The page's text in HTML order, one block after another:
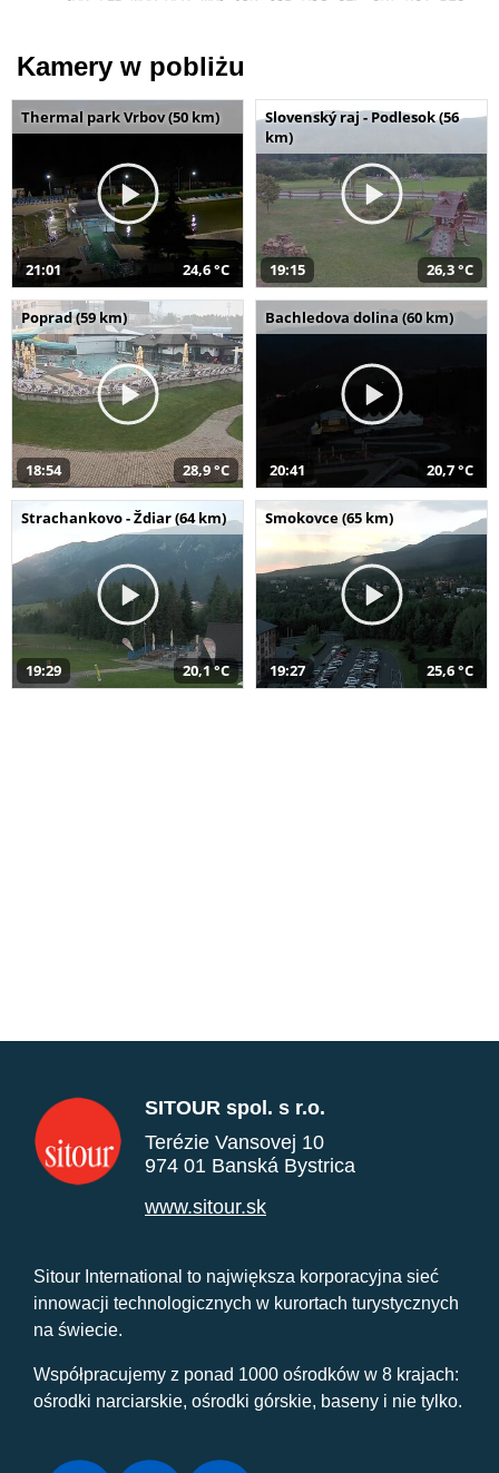
Kamery w pobliżu
Thermal park Vrbov (50 km)
21:01 24,6 °C
Slovenský raj - Podlesok (56
km)
19:15 26,3 °C
Poprad (59 km)
18:54 28,9 °C
Bachledova dolina (60 km)
20:41 20,7 °C
Strachankovo - Ždiar (64 km)
19:29 20,1 °C
Smokovce (65 km)
19:27 25,6 °C
SITOUR spol. s r.o.
Terézie Vansovej 10
974 01 Banská Bystrica
www.sitour.sk
Sitour International to największa korporacyjna sieć
innowacji technologicznych w kurortach turystycznych
na świecie.
Współpracujemy z ponad 1000 ośrodków w 8 krajach:
ośrodki narciarskie, ośrodki górskie, baseny i nie tylko.